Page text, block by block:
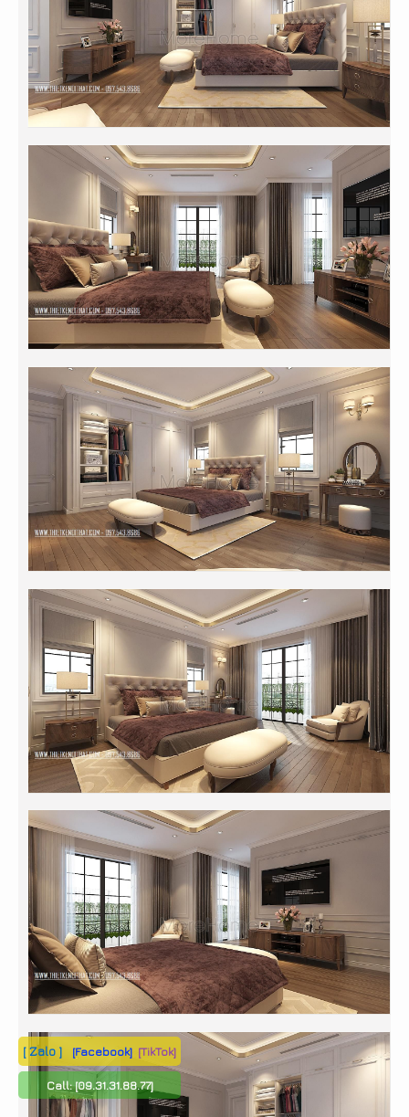
[ Zalo ] [Facebook] [TikTok]
Call:[09.31.31.88.77]